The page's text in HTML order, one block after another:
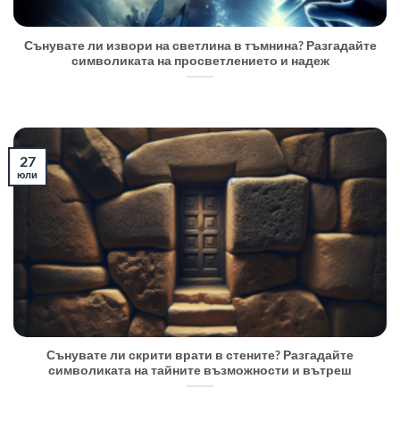
Сънувате ли извори на светлина в тъмнина? Разгадайте
символиката на просветлението и надеж
Сънувате ли скрити врати в стените? Разгадайте
символиката на тайните възможности и вътреш
27
юли